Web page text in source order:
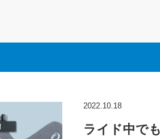
2022.10.18
ライド中で